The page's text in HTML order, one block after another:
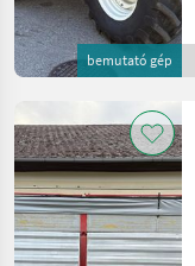
bemutató gép